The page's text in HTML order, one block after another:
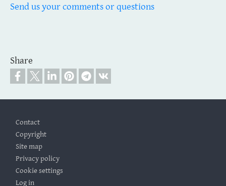
Send us your comments or questions
Share
Contact
Copyright
Site map
Privacy policy
Cookie settings
Log in